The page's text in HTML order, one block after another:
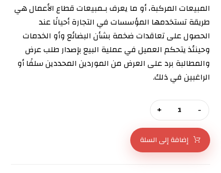
المبيعات المركبة، أو ما يعرف بـمبيعات قطاع الأعمال هي
طريقة تستخدمها المؤسسات في التجارة أحيانًا عند
الحصول على تعاقدات ضخمة بشأن البضائع وأو الخدمات
وحينئذ يتحكم العميل في عملية البيع بإصدار طلب عرض
والمطالبة برد على العرض من الموردين المحددين سلفًا أو
الراغبين في ذلك.
-
+
إضافة إلى السلة